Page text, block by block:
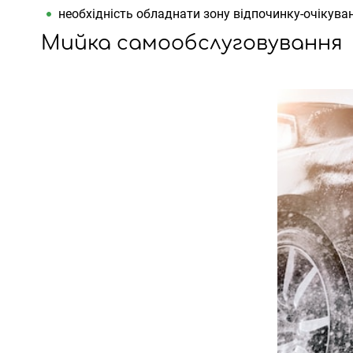
необхідність обладнати зону відпочинку-
Мийка самообслуговування